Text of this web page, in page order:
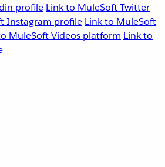
profile Link to MuleSoft Twitter
Instagram profile Link to MuleSoft
MuleSoft Videos platform Link to